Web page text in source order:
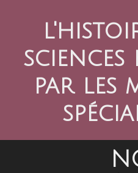
sciences
par les